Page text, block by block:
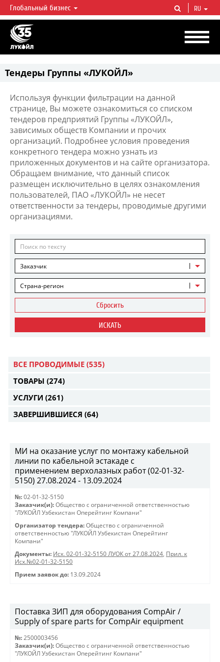
ЛУКОЙЛ СЕГОДНЯ
ЛУКОЙЛ — одна из крупнейших вертикально интегрированных
нефтегазовых компаний в мире, на долю которой приходится более 2%
мировой добычи нефти и около 1% доказанных запасов углеводородов.
Глобальный бизнес RU
Тендеры Группы «ЛУКОЙЛ»
Используя функции фильтрации на данной
странице, Вы можете ознакомиться со списком
тендеров предприятий Группы «ЛУКОЙЛ»,
зависимых обществ Компании и прочих
организаций. Подробнее условия проведения
конкретного тендера можно узнать из
приложенных документов и на сайте организатора.
Обращаем внимание, что данный список
размещен исключительно в целях ознакомления
пользователей, ПАО «ЛУКОЙЛ» не несет
ответственности за тендеры, проводимые другими
организациями.
Заказчик
Страна-регион
Сбросить
ИСКАТЬ
ВСЕ ПРОВОДИМЫЕ (535)
ТОВАРЫ (274)
УСЛУГИ (261)
ЗАВЕРШИВШИЕСЯ (64)
МИ на оказание услуг по монтажу кабельной
линии по кабельной эстакаде с
применением верхолазных работ (02-01-32-
5150) 27.08.2024 - 13.09.2024
№: 02-01-32-5150
Заказчик(и): Общество с ограниченной ответственностью
"ЛУКОЙЛ Узбекистан Оперейтинг Компани"
Организатор тендера: Общество с ограниченной
ответственностью "ЛУКОЙЛ Узбекистан Оперейтинг
Компани"
Документы: Исх. 02-01-32-5150 ЛУОК от 27.08.2024, Прил. к
Исх.№02-01-32-5150
Прием заявок до: 13.09.2024
Поставка ЗИП для оборудования CompAir /
Supply of spare parts for CompAir equipment
№: 2500003456
Заказчик(и): Общество с ограниченной ответственностью
"ЛУКОЙЛ Узбекистан Оперейтинг Компани"